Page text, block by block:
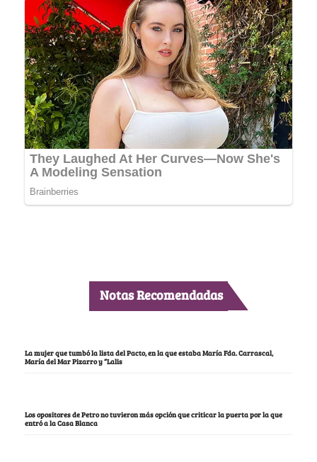
Notas Recomendadas
La mujer que tumbó la lista del Pacto, en la que estaba María Fda. Carrascal,
María del Mar Pizarro y “Lalis
Los opositores de Petro no tuvieron más opción que criticar la puerta por la que
entró a la Casa Blanca